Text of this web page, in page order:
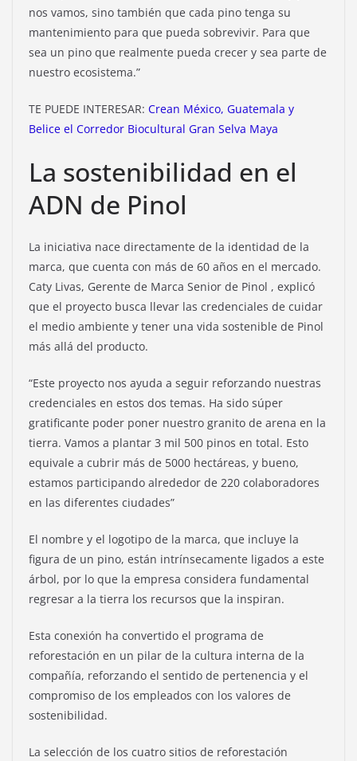
nos vamos, sino también que cada pino tenga su
mantenimiento para que pueda sobrevivir. Para que
sea un pino que realmente pueda crecer y sea parte de
nuestro ecosistema.”
TE PUEDE INTERESAR: Crean México, Guatemala y
Belice el Corredor Biocultural Gran Selva Maya
La sostenibilidad en el
ADN de Pinol
La iniciativa nace directamente de la identidad de la
marca, que cuenta con más de 60 años en el mercado.
Caty Livas, Gerente de Marca Senior de Pinol , explicó
que el proyecto busca llevar las credenciales de cuidar
el medio ambiente y tener una vida sostenible de Pinol
más allá del producto.
“Este proyecto nos ayuda a seguir reforzando nuestras
credenciales en estos dos temas. Ha sido súper
gratificante poder poner nuestro granito de arena en la
tierra. Vamos a plantar 3 mil 500 pinos en total. Esto
equivale a cubrir más de 5000 hectáreas, y bueno,
estamos participando alrededor de 220 colaboradores
en las diferentes ciudades”
El nombre y el logotipo de la marca, que incluye la
figura de un pino, están intrínsecamente ligados a este
árbol, por lo que la empresa considera fundamental
regresar a la tierra los recursos que la inspiran.
Esta conexión ha convertido el programa de
reforestación en un pilar de la cultura interna de la
compañía, reforzando el sentido de pertenencia y el
compromiso de los empleados con los valores de
sostenibilidad.
La selección de los cuatro sitios de reforestación